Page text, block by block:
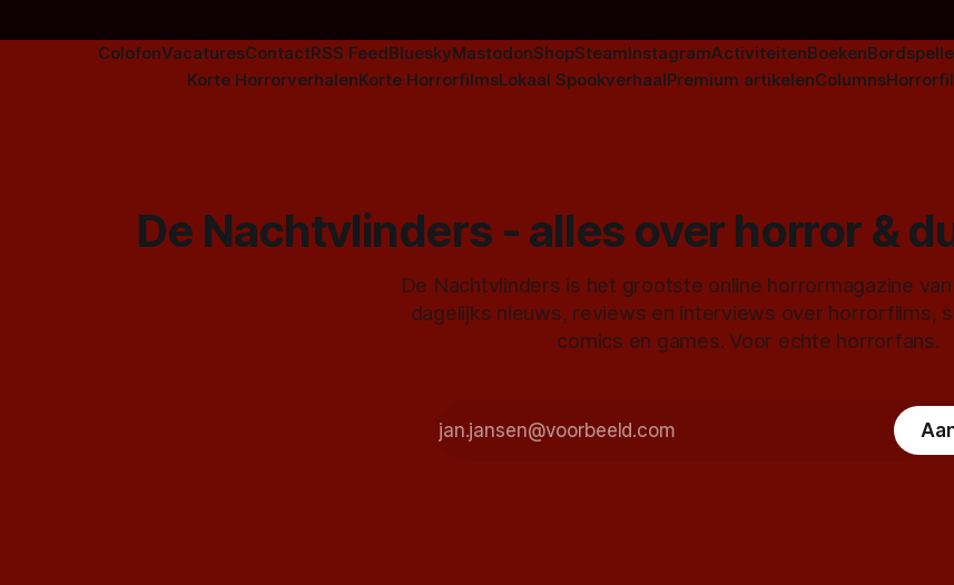
ColofonVacaturesContactRSS FeedBlueskyMastodonShopSteamInstagramActiviteitenBoeken
Korte HorrorverhalenKorte HorrorfilmsLokaal SpookverhaalPremium artikelenColumns
De Nachtvlinders - alles over horror &
De Nachtvlinders is het grootste online horrormagazine
dagelijks nieuws, reviews en interviews over horrorfilms,
comics en games. Voor echte horrorfans.